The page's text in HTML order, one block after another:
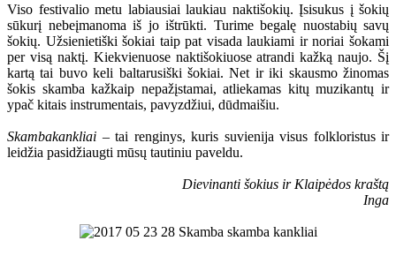
Viso festivalio metu labiausiai laukiau naktišokių. Įsisukus į šokių
sūkurį nebeįmanoma iš jo ištrūkti. Turime begalę nuostabių savų
šokių. Užsienietiški šokiai taip pat visada laukiami ir noriai šokami
per visą naktį. Kiekvienuose naktišokiuose atrandi kažką naujo. Šį
kartą tai buvo keli baltarusiški šokiai. Net ir iki skausmo žinomas
šokis skamba kažkaip nepažįstamai, atliekamas kitų muzikantų ir
ypač kitais instrumentais, pavyzdžiui, dūdmaišiu.
Skambakankliai – tai renginys, kuris suvienija visus folkloristus ir
leidžia pasidžiaugti mūsų tautiniu paveldu.
Dievinanti šokius ir Klaipėdos kraštą
Inga